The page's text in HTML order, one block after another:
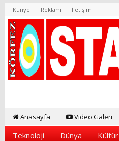
Künye Reklam İletişim
Anasayfa Video Galeri
Teknoloji Dünya Kültür